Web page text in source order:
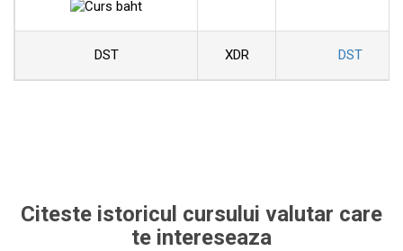
DST XDR DST
Citeste istoricul cursului valutar care
te intereseaza